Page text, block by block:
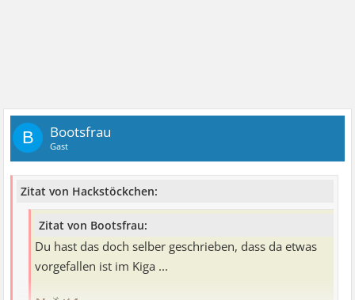
B Bootsfrau
Gast
Zitat von Hackstöckchen:
Zitat von Bootsfrau:
Du hast das doch selber geschrieben, dass da etwas
vorgefallen ist im Kiga ...